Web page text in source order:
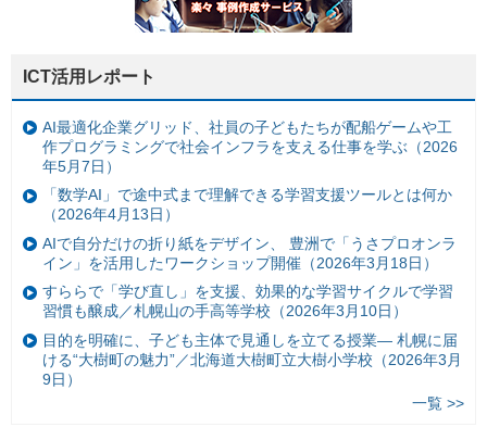
ICT活用レポート
AI最適化企業グリッド、社員の子どもたちが配船ゲームや工
作プログラミングで社会インフラを支える仕事を学ぶ（2026
年5月7日）
「数学AI」で途中式まで理解できる学習支援ツールとは何か
（2026年4月13日）
AIで自分だけの折り紙をデザイン、 豊洲で「うさプロオンラ
イン」を活用したワークショップ開催（2026年3月18日）
すららで「学び直し」を支援、効果的な学習サイクルで学習
習慣も醸成／札幌山の手高等学校（2026年3月10日）
目的を明確に、子ども主体で見通しを立てる授業— 札幌に届
ける“大樹町の魅力”／北海道大樹町立大樹小学校（2026年3月
9日）
一覧 >>